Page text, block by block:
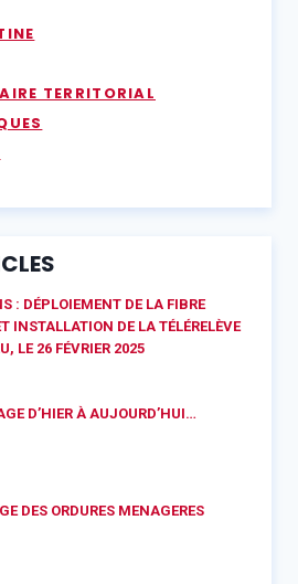
TERRITORIAL
: DÉPLOIEMENT DE LA FIBRE
INSTALLATION DE LA TÉLÉRELÈVE
LE 26 FÉVRIER 2025
D’HIER À AUJOURD’HUI…
DES ORDURES MENAGERES